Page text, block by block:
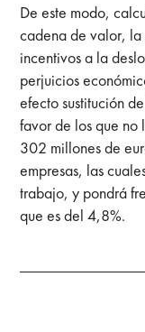
De este modo,
cadena de valor, la
incentivos a la
perjuicios
efecto sustitución
favor de los que no
302 millones de
empresas, las
trabajo, y pondrá
que es del 4,8%.